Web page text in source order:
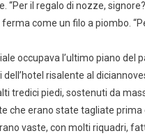
“Per il regalo di nozze,
ferma come un filo a piombo.
occupava l’ultimo piano del
risalente al
tredici piedi, sostenuti da
che erano state tagliate prima
vaste, con molti riquadri,